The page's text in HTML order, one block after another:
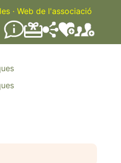
· Web de l'associació